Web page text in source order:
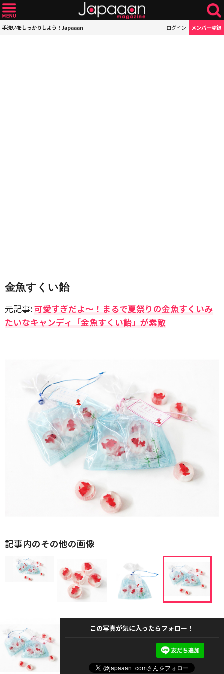
手洗いをしっかりしよう！Japaaan ログイン メンバー登録
金魚すくい飴
元記事:可愛すぎだよ〜！まるで夏祭りの金魚すくいみ
たいなキャンディ「金魚すくい飴」が素敵
記事内のその他の画像
この写真が気に入ったらフォロー！